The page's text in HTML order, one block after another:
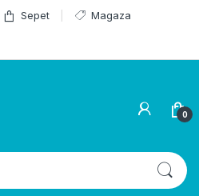
Sepet Magaza
0